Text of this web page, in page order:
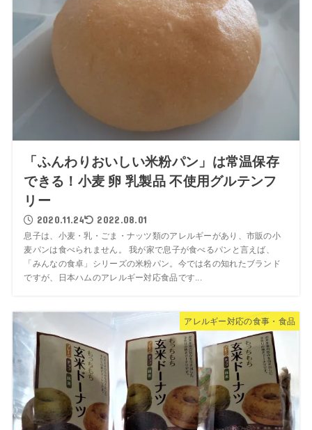
「ふんわりおいしい米粉パン」は常温保存
できる！小麦 卵 乳製品 不使用グルテンフ
リー
2020.11.24 2022.08.01
息子は、小麦・乳・ごま・ナッツ類のアレルギーがあり、市販の小
麦パンは食べられません。 我が家で息子が食べるパンと言えば、
「みんなの食卓」シリーズの米粉パン。今では名の知れたブランド
ですが、日本ハムのアレルギー対応食品です...
アレルギー対応の食事・食品